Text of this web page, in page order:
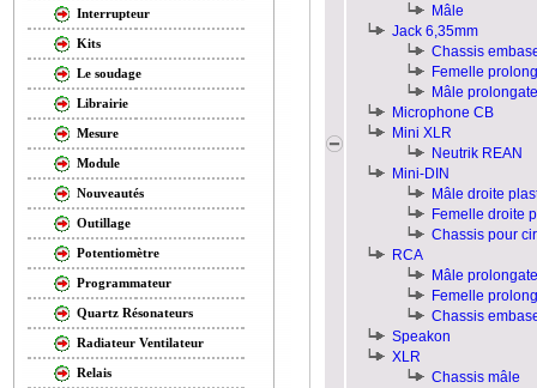
Interrupteur
Kits
Le soudage
Librairie
Mesure
Module
Nouveautés
Outillage
Potentiomètre
Programmateur
Quartz Résonateurs
Radiateur Ventilateur
Relais
Mâle
Jack 6,35mm
Chassis
Femelle
Mâle
Microphone CB
Mini XLR
Neutrik REAN
Mini-DIN
Mâle droite
Femelle droite
Chassis pour
RCA
Mâle
Femelle
Chassis
Speakon
XLR
Chassis mâle